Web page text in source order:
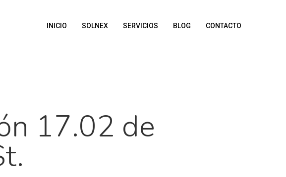
INICIO SOLNEX SERVICIOS BLOG CONTACTO
17.02 de